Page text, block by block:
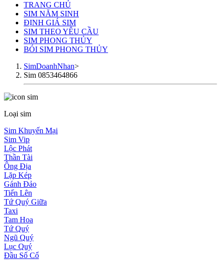
TRANG CHỦ
SIM NĂM SINH
ĐỊNH GIÁ SIM
SIM THEO YÊU CẦU
SIM PHONG THỦY
BÓI SIM PHONG THỦY
SimDoanhNhan>
Sim 0853464866
Loại sim
Sim Khuyến Mại
Sim Vip
Lộc Phát
Thần Tài
Ông Địa
Lặp Kép
Gánh Đảo
Tiến Lên
Tứ Quý Giữa
Taxi
Tam Hoa
Tứ Quý
Ngũ Quý
Lục Quý
Đầu Số Cổ